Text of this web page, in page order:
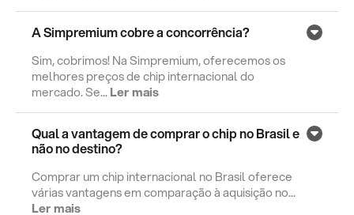
A Simpremium cobre a concorrência?
Sim, cobrimos! Na Simpremium, oferecemos os
melhores preços de chip internacional do
mercado. Se...Ler mais
Qual a vantagem de comprar o chip no Brasil e
não no destino?
Comprar um chip internacional no Brasil oferece
várias vantagens em comparação à aquisição no...
Ler mais